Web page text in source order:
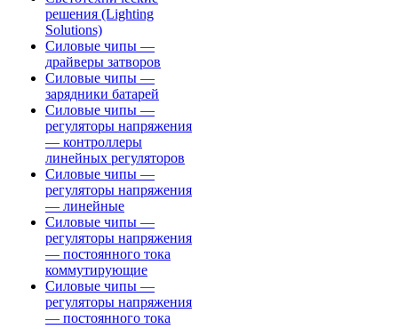
решения (Lighting
Solutions)
Силовые чипы —
драйверы затворов
Силовые чипы —
зарядники батарей
Силовые чипы —
регуляторы напряжения
— контроллеры
линейных регуляторов
Силовые чипы —
регуляторы напряжения
— линейные
Силовые чипы —
регуляторы напряжения
— постоянного тока
коммутирующие
Силовые чипы —
регуляторы напряжения
— постоянного тока